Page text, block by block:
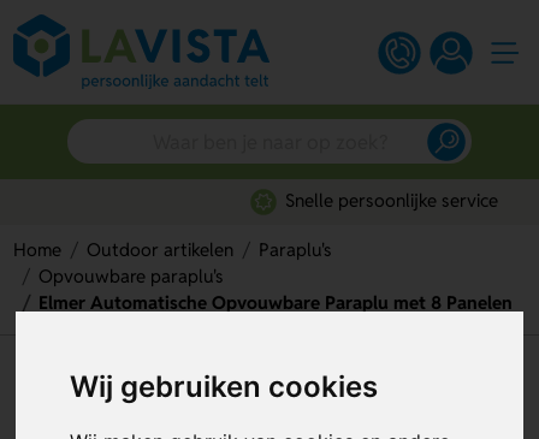
Wij gebruiken cookies
Snelle persoonlijke service
Home Outdoor artikelen
Paraplu's
Opvouwbare paraplu's
Elmer Automatische Opvouwbare Paraplu met 8 Panelen
Elmer Automatische